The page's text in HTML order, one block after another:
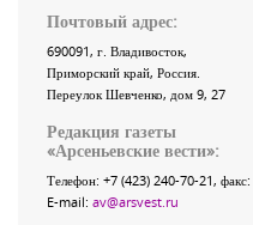
Почтовый адрес:
690091, г. Владивосток,
Приморский край, Россия
Переулок Шевченко, дом 9, 27
Редакция газеты
«Арсеньевские вести»:
Телефон: +7 (423) 240-70-21, факс:
E-mail: av@arsvest.ru